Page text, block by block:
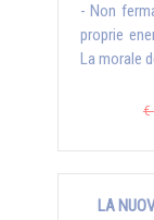
- Non
proprie
La morale
€
LA